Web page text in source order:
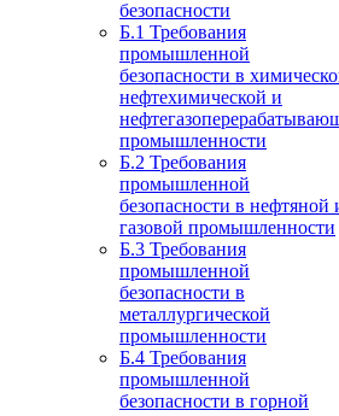
безопасности
Б.1 Требования
промышленной
безопасности в
нефтехимической и
промышленности
Б.2 Требования
промышленной
безопасности в нефтяной
газовой промышленности
Б.3 Требования
промышленной
безопасности в
металлургической
промышленности
Б.4 Требования
промышленной
безопасности в горной